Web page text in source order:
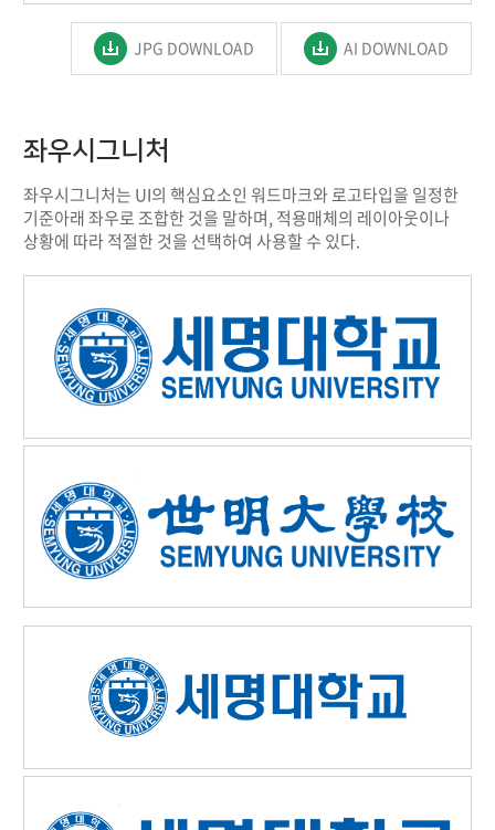
JPG DOWNLOAD AI DOWNLOAD
좌우시그니처
좌우시그니처는 UI의 핵심요소인 워드마크와 로고타입을 일정한
기준아래 좌우로 조합한 것을 말하며, 적용매체의 레이아웃이나
상황에 따라 적절한 것을 선택하여 사용할 수 있다.